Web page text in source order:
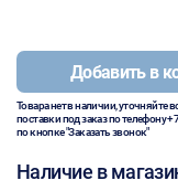
Добавить в
Товара нет в наличии, уточняйте
поставки под заказ по телефону
по кнопке "Заказать звонок"
Наличие в